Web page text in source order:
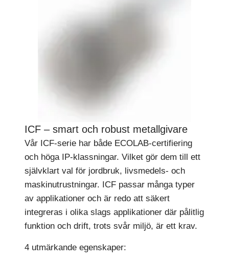
ICF – smart och robust metallgivare
Vår ICF-serie har både ECOLAB-certifiering
och höga IP-klassningar. Vilket gör dem till ett
självklart val för jordbruk, livsmedels- och
maskinutrustningar. ICF passar många typer
av applikationer och är redo att säkert
integreras i olika slags applikationer där pålitlig
funktion och drift, trots svår miljö, är ett krav.
4 utmärkande egenskaper: